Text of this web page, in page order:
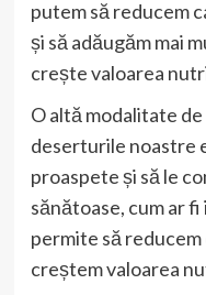
putem să reducem
și să adăugăm mai
crește valoarea
O altă modalitate
deserturile noastre
proaspete și să le
sănătoase, cum ar
permite să
creștem valoarea